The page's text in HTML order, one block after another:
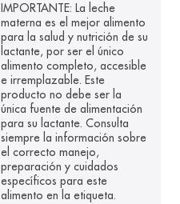
IMPORTANTE: La leche
materna es el mejor alimento
para la salud y nutrición de su
lactante, por ser el único
alimento completo, accesible
e irremplazable. Este
producto no debe ser la
única fuente de alimentación
para su lactante. Consulta
siempre la información sobre
el correcto manejo,
preparación y cuidados
específicos para este
alimento en la etiqueta.